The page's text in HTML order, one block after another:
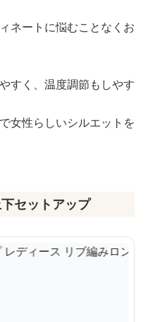
ネートに悩むことなくお
すく、温度調節もしやす
女性らしいシルエットを
セットアップ